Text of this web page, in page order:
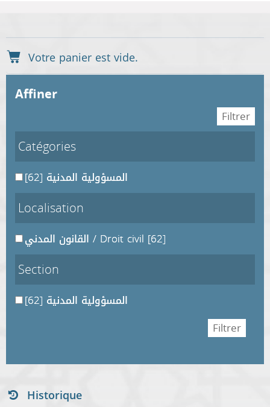
affiner
Catégories
المسؤولية المدنية [62]
Localisation
القانون المدني / Droit civil [62]
Section
المسؤولية المدنية [62]
Historique